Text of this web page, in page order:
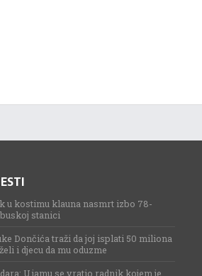
u kostimu klauna nasmrt izbo 78-
stanici
Dončića traži da joj isplati 50 miliona
i djecu da mu oduzme
U jamu se vratio radnik kojem je